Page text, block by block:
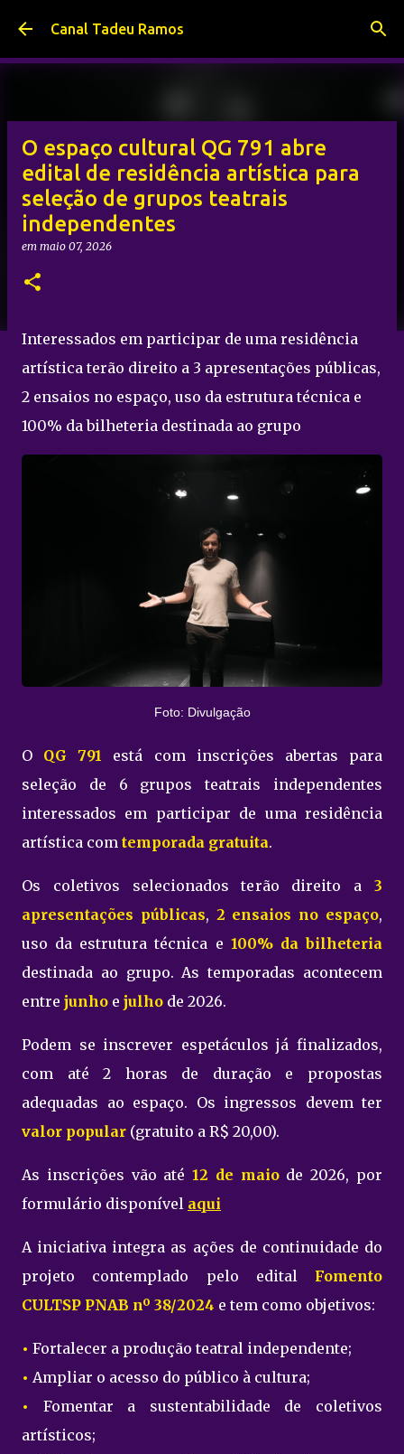
Pular para o conteúdo principal
Canal Tadeu Ramos
O espaço cultural QG 791 abre
edital de residência artística para
seleção de grupos teatrais
independentes
em maio 07, 2026
Interessados em participar de uma residência
artística terão direito a 3 apresentações públicas,
2 ensaios no espaço, uso da estrutura técnica e
100% da bilheteria destinada ao grupo
Foto: Divulgação
O QG 791 está com inscrições abertas para
seleção de 6 grupos teatrais independentes
interessados em participar de uma residência
artística com temporada gratuita.
Os coletivos selecionados terão direito a 3
apresentações públicas, 2 ensaios no espaço,
uso da estrutura técnica e 100% da bilheteria
destinada ao grupo. As temporadas acontecem
entre junho e julho de 2026.
Podem se inscrever espetáculos já finalizados,
com até 2 horas de duração e propostas
adequadas ao espaço. Os ingressos devem ter
valor popular (gratuito a R$ 20,00).
As inscrições vão até12 de maiode 2026, por
formulário disponível aqui
A iniciativa integra as ações de continuidade do
projeto contemplado pelo edital Fomento
CULTSP PNAB nº 38/2024 e tem como objetivos:
• Fortalecer a produção teatral independente;
• Ampliar o acesso do público à cultura;
• Fomentar a sustentabilidade de coletivos
artísticos;